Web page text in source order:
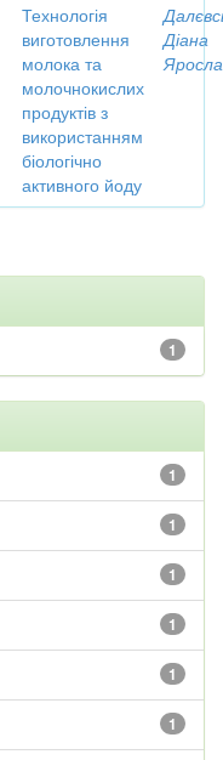
Технологія
виготовлення
молока та
молочнокислих
продуктів з
використанням
біологічно
активного йоду
Діана
1
1
1
1
1
1
1